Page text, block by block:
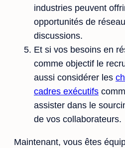
industries peuvent
opportunités de
discussions.
Et si vos besoins en
comme objectif le
aussi considérer les
cadres exécutifs
assister dans le
de vos collaborateurs.
Maintenant, vous êtes